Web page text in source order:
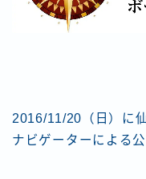
2016/11/20（日）に
ナビゲーターによる